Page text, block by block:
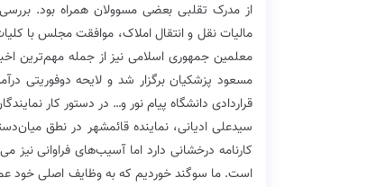
از مدرک تقلبی بعضی مسوولان همراه بود.
مالیات نقل و انتقال املاک، موافقت مجلس با
معلمین جمهوری اسلامی نیز از جمله مهم‌ترین
مسعود پزشکیان برگزار شد و لایحه دوفوریتی
قراردادی دانشگاه پیام نور و… در دستور کار
سیدعلی ادیانی، نماینده قائمشهر در نطق
کارنامه درخشانی دارد اما آسیب‌های فراوانی
است. ما سوگند خوردیم که به وظایف اصلی خود